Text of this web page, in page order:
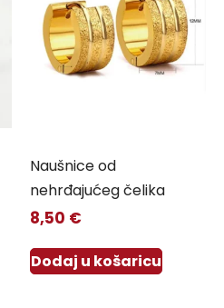
Naušnice od
nehrđajućeg čelika
8,50 €
Dodaj u košaricu